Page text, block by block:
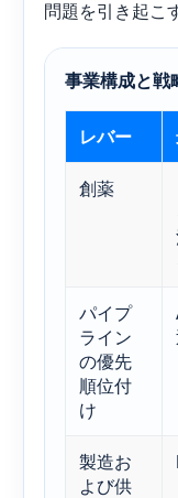
問題を引き起こ
事業構成と戦
レバー
創薬
パイプ
ライン
の優先
順位付
け
製造お
よび供